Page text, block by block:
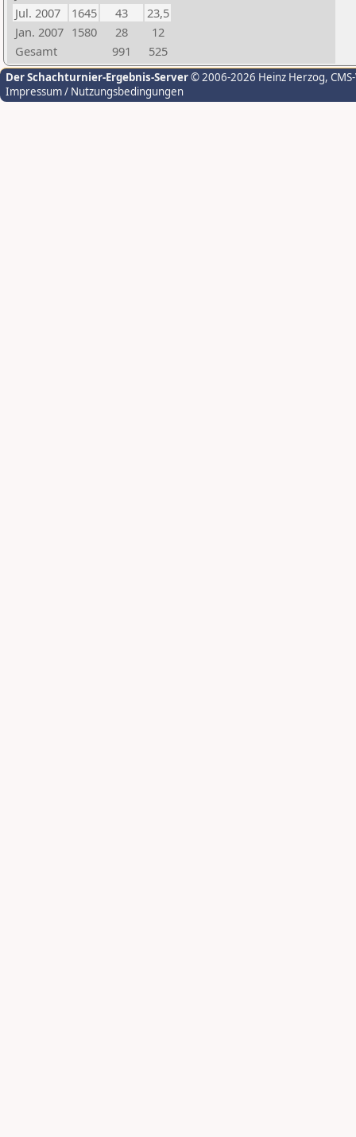
Jul. 2007
1645 43
23,5
Jan. 2007 1580 28
12
Gesamt
991 525
Der Schachturnier-Ergebnis-Server© 2006-2026 Heinz Herzog,
Impressum / Nutzungsbedingungen